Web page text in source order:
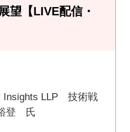
望【LIVE配信・
Insights LLP 技術戦
登 氏